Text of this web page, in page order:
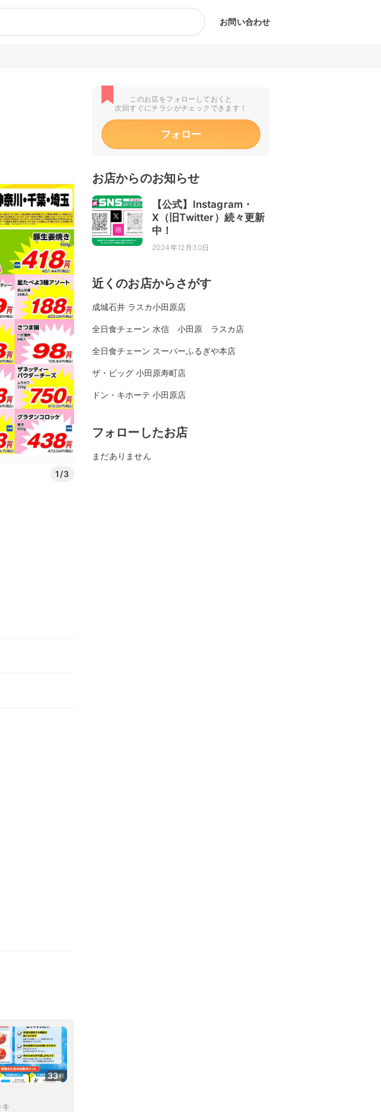
お問い合わせ
1/3
33枚
このお店をフォローしておくと
次回すぐにチラシがチェックできます！
フォロー
お店からのお知らせ
【公式】Instagram・
X（旧Twitter）続々更新
中！
2024年12月30日
近くのお店からさがす
成城石井 ラスカ小田原店
全日食チェーン 水信 小田原 ラスカ店
全日食チェーン スーパーふるぎや本店
ザ・ビッグ 小田原寿町店
ドン・キホーテ 小田原店
フォローしたお店
まだありません